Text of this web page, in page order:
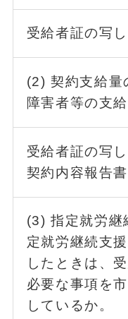
受給者証の写し
(2) 契約支給量
障害者等の支
受給者証の写し
契約内容報告書
(3) 指定就労継
定就労継続支
したときは、
必要な事項を
しているか。